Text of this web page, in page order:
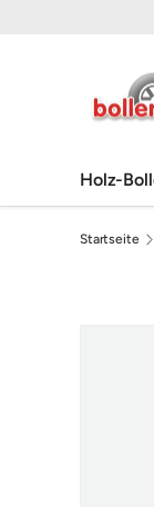
Holz-
Startseite